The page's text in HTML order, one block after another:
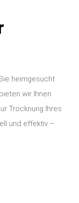
heimgesucht
wir Ihnen
Trocknung Ihres
und effektiv –